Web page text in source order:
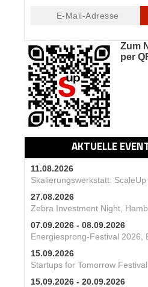
Zum
per
AKTUELLE
11.08.2026
Skalierungswerkstatt: ScaleUp
27.08.2026
Zebra Investment Night,
07.09.2026 - 08.09.2026
Energiesprong-Festival 2026,
15.09.2026
Startups for Tomorrow Festival
15.09.2026 - 20.09.2026